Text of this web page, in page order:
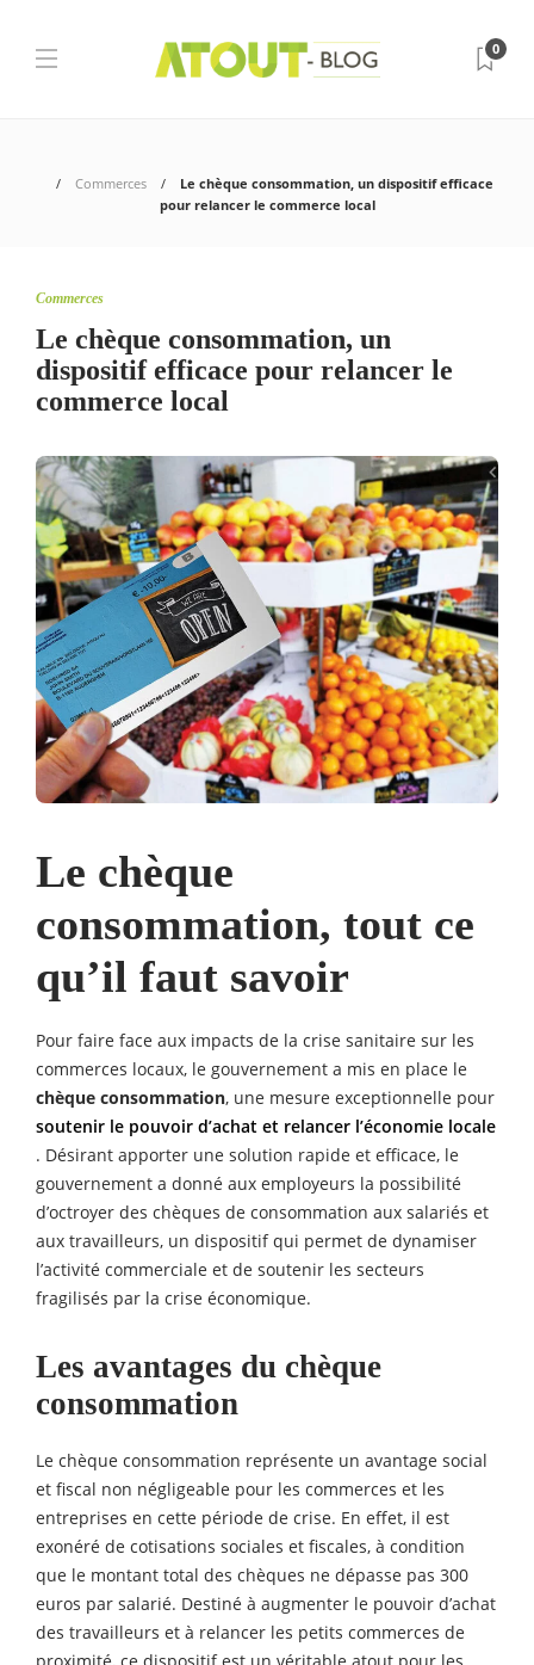
0
Commerces
Le chèque consommation, un dispositif efficace
pour relancer le commerce local
Commerces
Le chèque consommation, un
dispositif efficace pour relancer le
commerce local
Le chèque
consommation, tout ce
qu’il faut savoir
Pour faire face aux impacts de la crise sanitaire sur les
commerces locaux, le gouvernement a mis en place le
chèque consommation, une mesure exceptionnelle pour
soutenir le pouvoir d’achat et relancer l’économie locale
. Désirant apporter une solution rapide et efficace, le
gouvernement a donné aux employeurs la possibilité
d’octroyer des chèques de consommation aux salariés et
aux travailleurs, un dispositif qui permet de dynamiser
l’activité commerciale et de soutenir les secteurs
fragilisés par la crise économique.
Les avantages du chèque
consommation
Le chèque consommation représente un avantage social
et fiscal non négligeable pour les commerces et les
entreprises en cette période de crise. En effet, il est
exonéré de cotisations sociales et fiscales, à condition
que le montant total des chèques ne dépasse pas 300
euros par salarié. Destiné à augmenter le pouvoir d’achat
des travailleurs et à relancer les petits commerces de